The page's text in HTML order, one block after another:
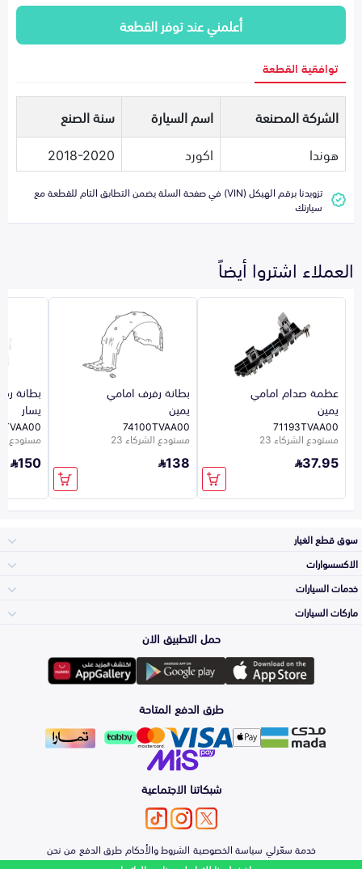
أعلمني عند توفر القطعة
توافقية القطعة
الشركة المصنعة اسم السيارة
سنة الصنع
هوندا
اكورد 2018-2020
تزويدنا برقم الهيكل (VIN) في صفحة السلة يضمن التطابق التام للقطعة مع
سيارتك
العملاء اشتروا أيضاً
عظمة صدام امامي
يمين
71193TVAA00
مستودع الشركاء 23
37.95
بطانة رفرف امامي
يمين
74100TVAA00
مستودع الشركاء 23
138
بطانة
يسار
مستودع
150
سوق قطع الغيار
المكائن، القيرات
وملحقاتها
الشمعات
والاصطبات (الاضاءة)
الفرامل والأقمشة
الأبواب، الرفرف
والكبوت
الاكسسوارات
لوازم الرحلات
اكسسوارات العناية
الزيوت و السوائل
خدمات السيارات
الأكثر مبيعاً
التلميع والعناية
اصلاح الطلاء
ماركات السيارات
تويوتا
هيونداي
كيا
نيسان
حمل التطبيق الان
طرق الدفع المتاحة
شبكاتنا الاجتماعية
خدمة سعّرلي سياسة الخصوصية الشروط والأحكامطرق الدفعمن نحن